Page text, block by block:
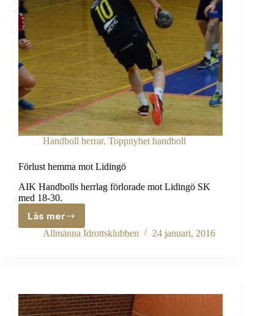
Handboll herrar, Toppnyhet handboll
Förlust hemma mot Lidingö
AIK Handbolls herrlag förlorade mot Lidingö SK
med 18-30.
Läs merFörlust
hemma
Allmänna Idrottsklubben 24 januari, 2016